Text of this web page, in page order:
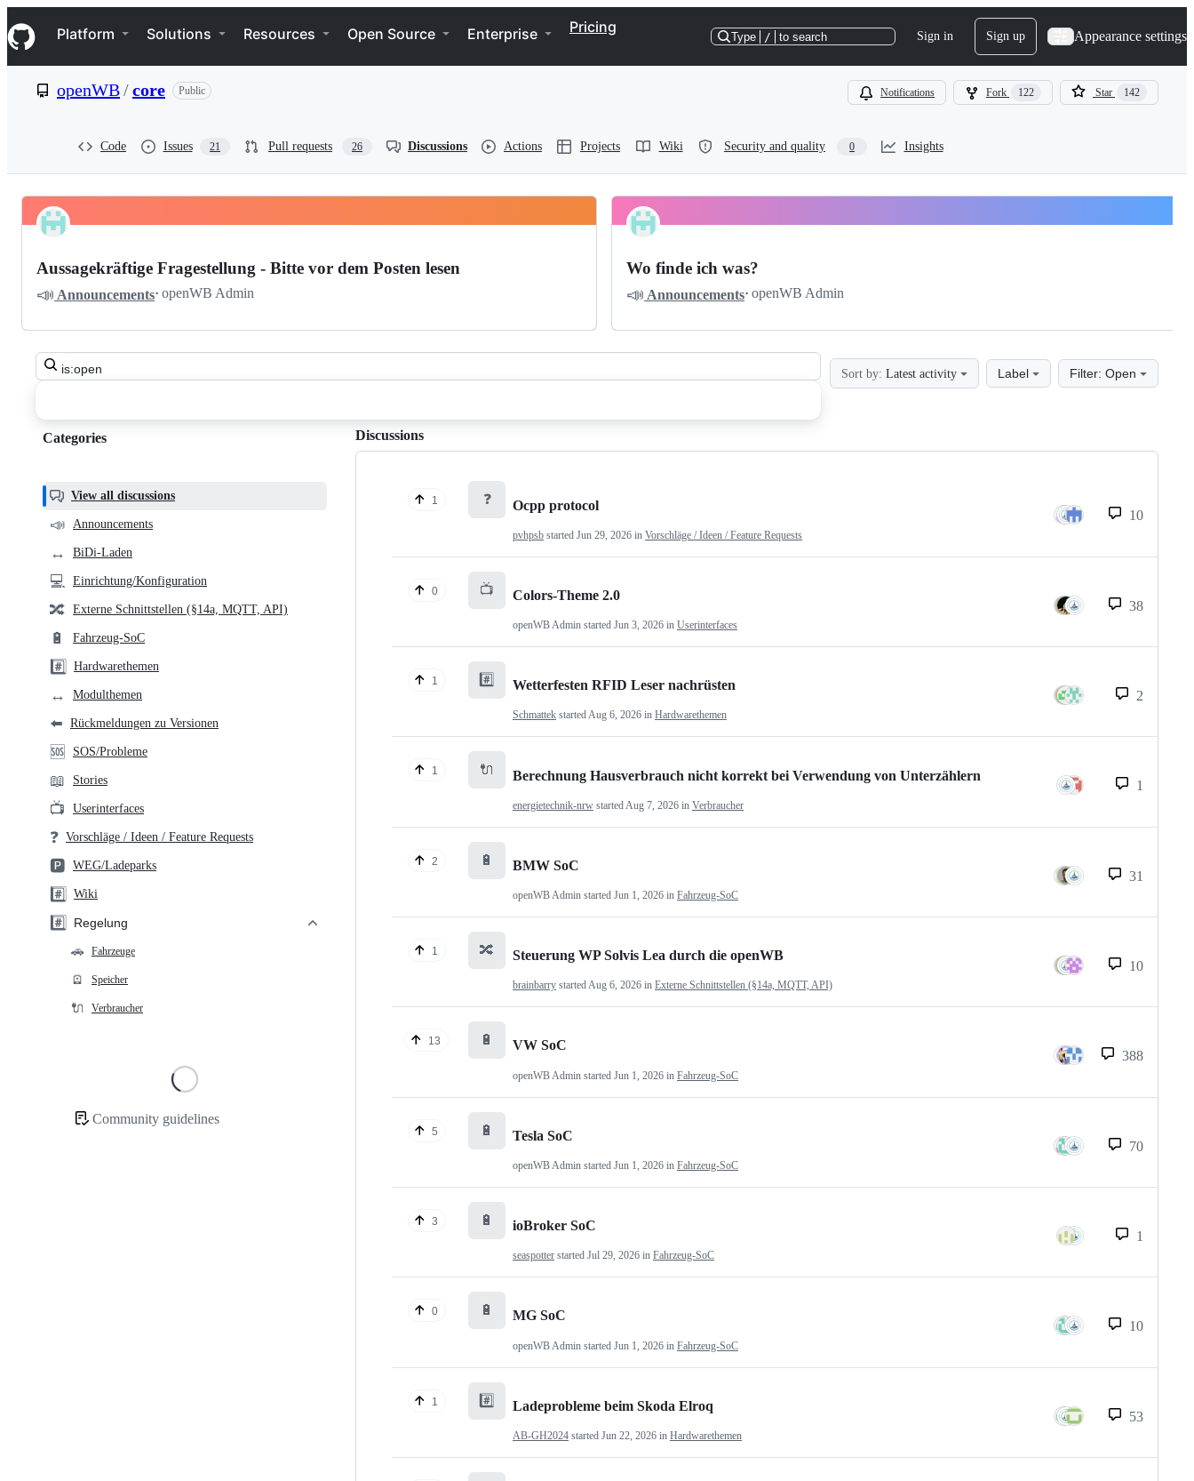
k
i
p
e
Navigation Menu
Platform Solutions Resources Open Source Enterprise Pricing
Type / to search Sign in Sign up Appearance settings
openWB/core Public Notifications Fork 122 Star 142
Code Issues 21 Pull requests 26 Discussions Actions Projects Wiki Security and quality 0 Insights
openWB
core
Discussions
Pinned
Aussagekräftige Fragestellung - Bitte vor dem Posten lesen
📣 Announcements· openWB Admin
Wo finde ich was?
📣 Announcements· openWB Admin
Search
all
Sort by: Latest activity Label Filter: Open
Categories,
helpful,
and
links
Categories
View all discussions
📣 Announcements
↔️ BiDi-Laden
💻 Einrichtung/Konfiguration
🔀 Externe Schnittstellen (§14a, MQTT, API)
🔋 Fahrzeug-SoC
#️⃣ Hardwarethemen
↔️ Modulthemen
⬅️ Rückmeldungen zu Versionen
🆘 SOS/Probleme
📖 Stories
📺 Userinterfaces
❓ Vorschläge / Ideen / Feature Requests
🅿️ WEG/Ladeparks
#️⃣ Wiki
#️⃣
Regelung
🚗
Fahrzeuge
🪫 Speicher
🔌 Verbraucher
Community guidelines
Discussions
1 ❓ Ocpp protocol
pvhpsb started Jun 29, 2026 in Vorschläge / Ideen / Feature Requests
10
0 📺 Colors-Theme 2.0
openWB Admin started Jun 3, 2026 in Userinterfaces
38
1 #️⃣ Wetterfesten RFID Leser nachrüsten
Schmattek startedAug 6, 2026 in Hardwarethemen
2
1 🔌 Berechnung Hausverbrauch nicht korrekt bei Verwendung von Unterzählern
energietechnik-nrw started Aug 7, 2026 in Verbraucher
1
2 🔋 BMW SoC
openWB Admin started Jun 1, 2026 in Fahrzeug-SoC
31
1 🔀 Steuerung WP Solvis Lea durch die openWB
brainbarry startedAug 6, 2026 in Externe Schnittstellen (§14a, MQTT, API)
10
13 🔋 VW SoC
openWB Admin started Jun 1, 2026 in Fahrzeug-SoC
388
5 🔋 Tesla SoC
openWB Admin started Jun 1, 2026 in Fahrzeug-SoC
70
3 🔋 ioBroker SoC
seaspotter started Jul 29, 2026 in Fahrzeug-SoC
1
0 🔋 MG SoC
openWB Admin started Jun 1, 2026 in Fahrzeug-SoC
10
1 #️⃣ Ladeprobleme beim Skoda Elroq
AB-GH2024 started Jun 22, 2026 in Hardwarethemen
53